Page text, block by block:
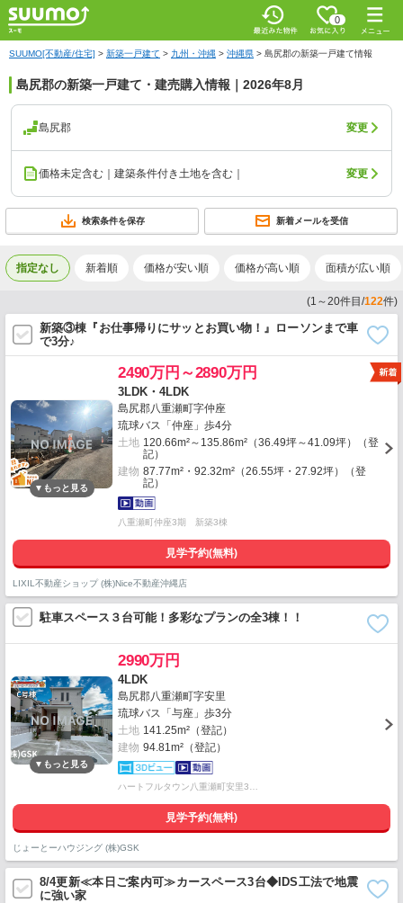
0
SUUMO[不動産/住宅] > 新築一戸建て > 九州・沖縄 > 沖縄県 > 島尻郡の新築一戸建て情報
島尻郡の新築一戸建て・建売購入情報｜2026年8月
島尻郡 変更
価格未定含む｜建築条件付き土地を含む｜ 変更
検索条件を保存 新着メールを受信
指定なし 新着順 価格が安い順 価格が高い順 面積が広い順
(1 ～20件目/122件)
新築③棟『お仕事帰りにサッとお買い物！』ローソンまで車
で3分♪
2490万円～2890万円
3LDK・4LDK
島尻郡八重瀬町字仲座
琉球バス「仲座」歩4分
土地 120.66m²～135.86m²（36.49坪～41.09坪）（登
記）
建物 87.77m²・92.32m²（26.55坪・27.92坪）（登
記）
八重瀬町仲座3期 新築3棟
見学予約(無料)
LIXIL不動産ショップ (株)Nice不動産沖縄店
駐車スペース３台可能！多彩なプランの全3棟！！
2990万円
4LDK
島尻郡八重瀬町字安里
琉球バス「与座」歩3分
土地 141.25m²（登記）
建物 94.81m²（登記）
ハートフルタウン八重瀬町安里3…
見学予約(無料)
じょーとーハウジング (株)GSK
8/4更新≪本日ご案内可≫カースペース3台◆IDS工法で地震
に強い家